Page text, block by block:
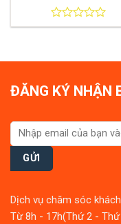
0
5
ĐĂNG KÝ NHẬN
Dịch vụ chăm sóc
Từ 8h - 17h(Thứ 2 -